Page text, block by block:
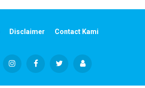
Disclaimer Contact Kami